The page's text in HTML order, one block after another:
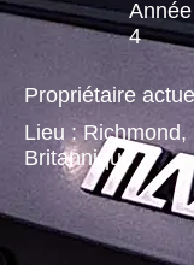
4
Propriétaire
Lieu : Richmond,
Britannique